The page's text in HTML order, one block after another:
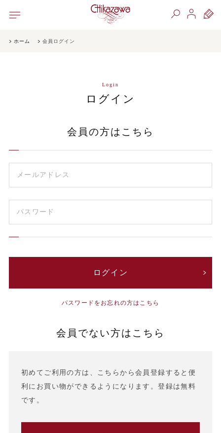
ホーム 会員ログイン
Login
ログイン
会員の方はこちら
パスワードをお忘れの方はこちら
会員でない方はこちら
初めてご利用の方は、こちらから会員登録すると便
利にお買い物ができるようになります。登録は無料
です。